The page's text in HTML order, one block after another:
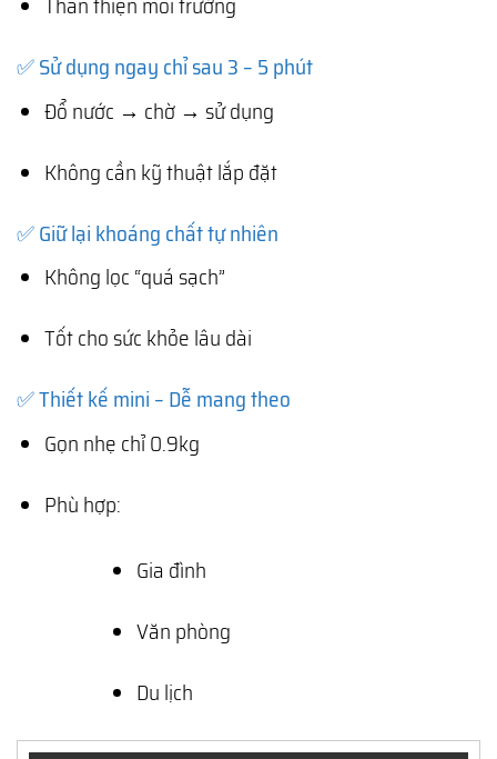
✅ Sử dụng ngay chỉ sau 3 – 5 phút
Đổ nước → chờ → sử dụng
Không cần kỹ thuật lắp đặt
✅ Giữ lại khoáng chất tự nhiên
Không lọc “quá sạch”
Tốt cho sức khỏe lâu dài
✅ Thiết kế mini – Dễ mang theo
Gọn nhẹ chỉ 0.9kg
Phù hợp:
Gia đình
Văn phòng
Du lịch